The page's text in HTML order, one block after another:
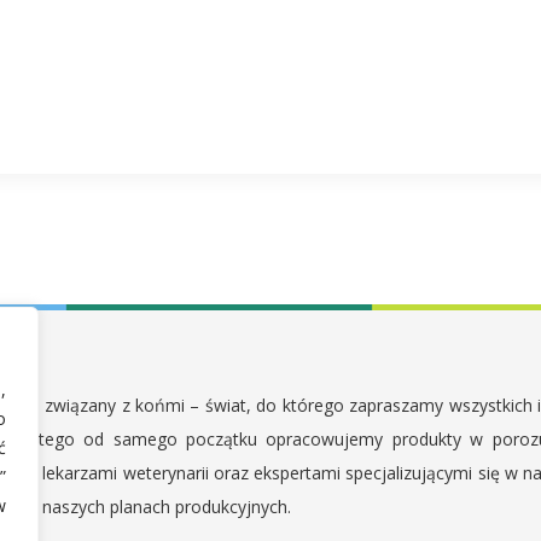
– związany z końmi – świat, do którego zapraszamy
Dlatego od samego początku opracowujemy produkty w
z lekarzami weterynarii oraz ekspertami specjalizującymi się w
w naszych planach produkcyjnych.